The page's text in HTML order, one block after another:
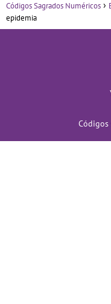
Códigos Sagrados Numéricos
epidemia
Códigos